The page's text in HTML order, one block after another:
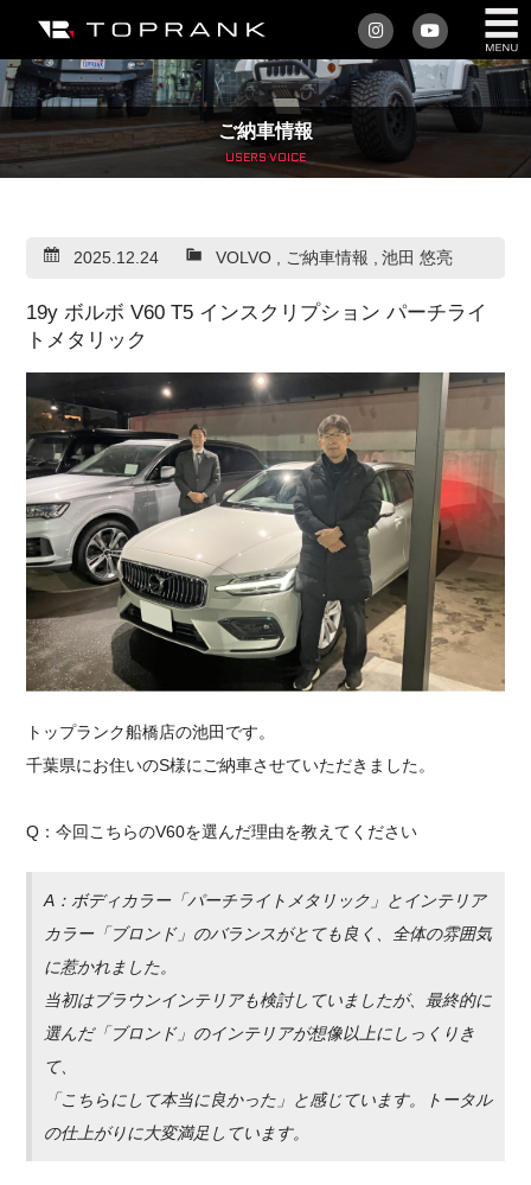
私たちについて
車を買う
アフターサービス
車を売る
店舗/スタッフ情報
インフォメーション
トップランク・マガジン
採用情報
ご納車情報
USERS VOICE
2025.12.24 VOLVO, ご納車情報 ,池田 悠亮
19y ボルボ V60 T5 インスクリプション パーチライ
トメタリック
トップランク船橋店の池田です。
千葉県にお住いのS様にご納車させていただきました。
Q：今回こちらのV60を選んだ理由を教えてください
A：ボディカラー「パーチライトメタリック」とインテリア
カラー「ブロンド」のバランスがとても良く、全体の雰囲気
に惹かれました。
当初はブラウンインテリアも検討していましたが、最終的に
選んだ「ブロンド」のインテリアが想像以上にしっくりき
て、
「こちらにして本当に良かった」と感じています。トータル
の仕上がりに大変満足しています。